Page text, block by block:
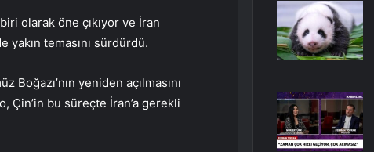
olarak öne çıkıyor ve İran
yakın temasını sürdürdü.
Boğazı’nın yeniden açılmasını
Çin’in bu süreçte İran’a gerekli